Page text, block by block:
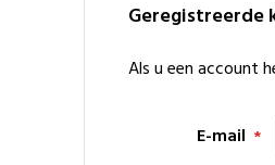
Geregistreerde
Als u een account
E-mail